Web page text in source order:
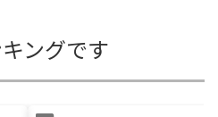
ングです